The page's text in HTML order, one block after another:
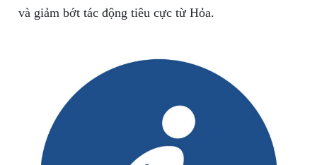
và giảm bớt tác động tiêu cực từ Hỏa.